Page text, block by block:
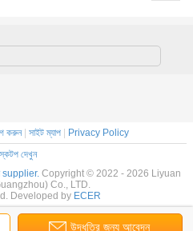
উদ্ধৃতির জন্য আবেদন
করুন| সাইট ম্যাপ|
Privacy Policy
দেখুন
supplier. Copyright © 2022 - 2026 Liyuan
Co., LTD.
Developed by ECER